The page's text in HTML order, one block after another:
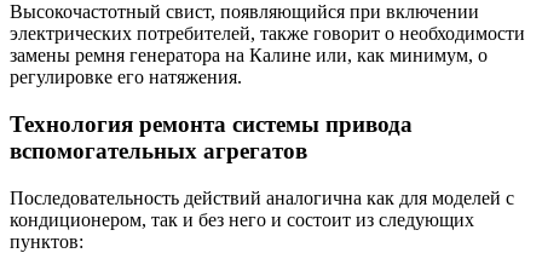
Высокочастотный свист, появляющийся при включении
электрических потребителей, также говорит о необходимости
замены ремня генератора на Калине или, как минимум, о
регулировке его натяжения.
Технология ремонта системы привода
вспомогательных агрегатов
Последовательность действий аналогична как для моделей с
кондиционером, так и без него и состоит из следующих
пунктов: